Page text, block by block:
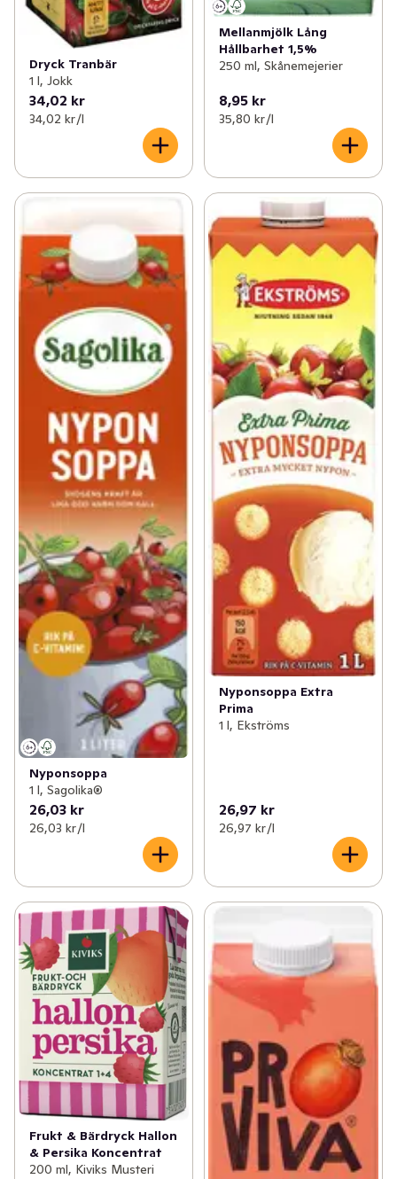
Dryck Tranbär
1 l, Jokk
34,02 kr
34,02 kr /l
Mellanmjölk Lång
Hållbarhet 1,5%
250 ml, Skånemejerier
8,95 kr
35,80 kr /l
Nyponsoppa
1 l, Sagolika®
26,03 kr
26,03 kr /l
Nyponsoppa Extra
Prima
1 l, Ekströms
26,97 kr
26,97 kr /l
Frukt & Bärdryck Hallon
& Persika Koncentrat
200 ml, Kiviks Musteri